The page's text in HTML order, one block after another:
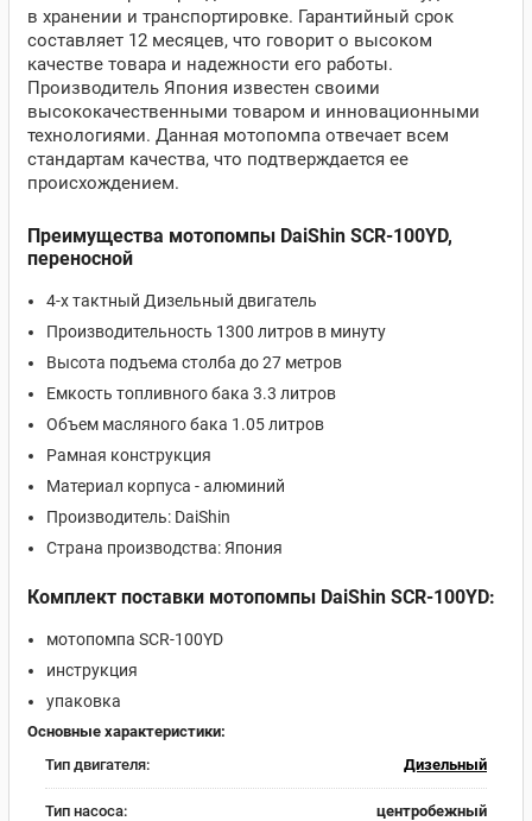
в хранении и транспортировке. Гарантийный срок
составляет 12 месяцев, что говорит о высоком
качестве товара и надежности его работы.
Производитель Япония известен своими
высококачественными товаром и инновационными
технологиями. Данная мотопомпа отвечает всем
стандартам качества, что подтверждается ее
происхождением.
Преимущества мотопомпы DaiShin SCR-100YD,
переносной
4-х тактный Дизельный двигатель
Производительность 1300 литров в минуту
Высота подъема столба до 27 метров
Емкость топливного бака 3.3 литров
Объем масляного бака 1.05 литров
Рамная конструкция
Материал корпуса - алюминий
Производитель: DaiShin
Страна производства: Япония
Комплект поставки мотопомпы DaiShin SCR-100YD:
мотопомпа SCR-100YD
инструкция
упаковка
Основные характеристики:
Тип двигателя:
Дизельный
Тип насоса: центробежный